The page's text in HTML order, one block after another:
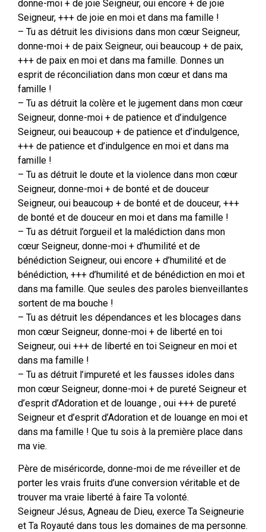
donne-moi + de joie Seigneur, oui encore + de joie
Seigneur, +++ de joie en moi et dans ma famille !
– Tu as détruit les divisions dans mon cœur Seigneur,
donne-moi + de paix Seigneur, oui beaucoup + de paix,
+++ de paix en moi et dans ma famille. Donnes un
esprit de réconciliation dans mon cœur et dans ma
famille !
– Tu as détruit la colère et le jugement dans mon cœur
Seigneur, donne-moi + de patience et d’indulgence
Seigneur, oui beaucoup + de patience et d’indulgence,
+++ de patience et d’indulgence en moi et dans ma
famille !
– Tu as détruit le doute et la violence dans mon cœur
Seigneur, donne-moi + de bonté et de douceur
Seigneur, oui beaucoup + de bonté et de douceur, +++
de bonté et de douceur en moi et dans ma famille !
– Tu as détruit l’orgueil et la malédiction dans mon
cœur Seigneur, donne-moi + d’humilité et de
bénédiction Seigneur, oui encore + d’humilité et de
bénédiction, +++ d’humilité et de bénédiction en moi et
dans ma famille. Que seules des paroles bienveillantes
sortent de ma bouche !
– Tu as détruit les dépendances et les blocages dans
mon cœur Seigneur, donne-moi + de liberté en toi
Seigneur, oui +++ de liberté en toi Seigneur en moi et
dans ma famille !
– Tu as détruit l’impureté et les fausses idoles dans
mon cœur Seigneur, donne-moi + de pureté Seigneur et
d’esprit d’Adoration et de louange , oui +++ de pureté
Seigneur et d’esprit d’Adoration et de louange en moi et
dans ma famille ! Que tu sois à la première place dans
ma vie.
Père de miséricorde, donne-moi de me réveiller et de
porter les vrais fruits d’une conversion véritable et de
trouver ma vraie liberté à faire Ta volonté.
Seigneur Jésus, Agneau de Dieu, exerce Ta Seigneurie
et Ta Royauté dans tous les domaines de ma personne.